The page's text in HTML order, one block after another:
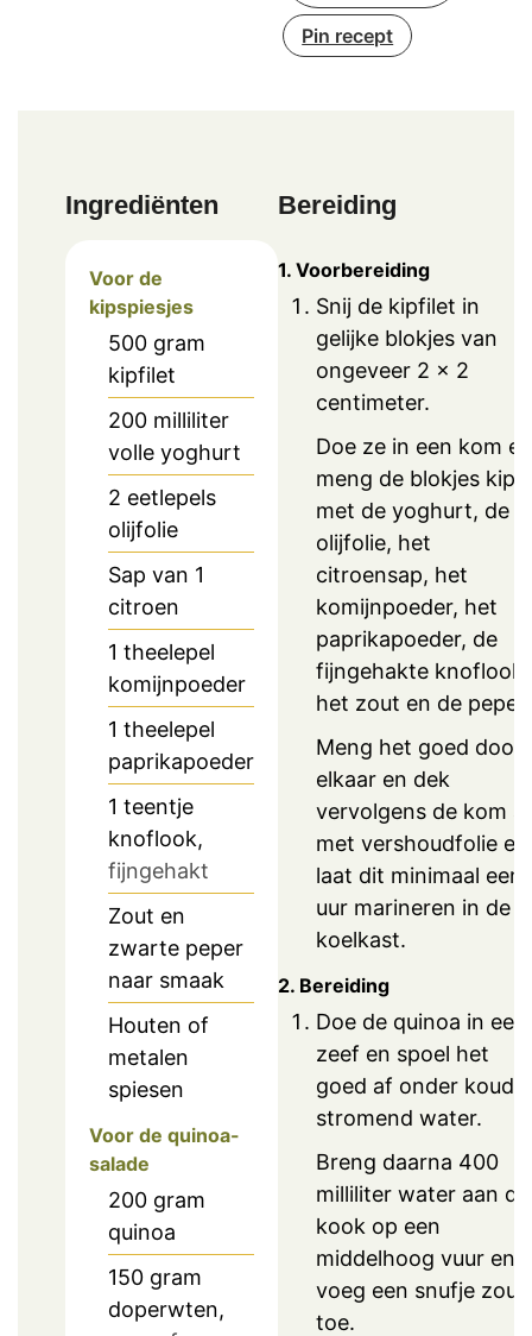
Pin recept
Ingrediënten
Voor de
kipspiesjes
500 gram
kipfilet
200 milliliter
volle yoghurt
2 eetlepels
olijfolie
Sap van 1
citroen
1 theelepel
komijnpoeder
1 theelepel
paprikapoeder
1 teentje
knoflook,
fijngehakt
Zout en
zwarte peper
naar smaak
Houten of
metalen
spiesen
Voor de quinoa-
salade
200 gram
quinoa
150 gram
doperwten,
Bereiding
1. Voorbereiding
Snij de kipfilet in
gelijke blokjes van
ongeveer 2 x 2
centimeter.
Doe ze in een kom en
meng de blokjes kip
met de yoghurt, de
olijfolie, het
citroensap, het
komijnpoeder, het
paprikapoeder, de
fijngehakte knoflook,
het zout en de peper.
Meng het goed door
elkaar en dek
vervolgens de kom af
met vershoudfolie en
laat dit minimaal een
uur marineren in de
koelkast.
2. Bereiding
Doe de quinoa in een
zeef en spoel het
goed af onder koud
stromend water.
Breng daarna 400
milliliter water aan de
kook op een
middelhoog vuur en
voeg een snufje zout
toe.